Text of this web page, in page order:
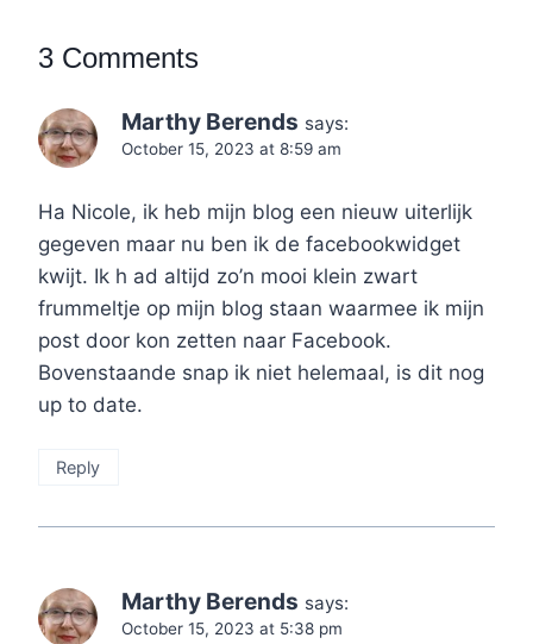
3 Comments
Marthy Berends says:
October 15, 2023 at 8:59 am
Ha Nicole, ik heb mijn blog een nieuw uiterlijk
gegeven maar nu ben ik de facebookwidget
kwijt. Ik h ad altijd zo’n mooi klein zwart
frummeltje op mijn blog staan waarmee ik mijn
post door kon zetten naar Facebook.
Bovenstaande snap ik niet helemaal, is dit nog
up to date.
Reply
Marthy Berends says:
October 15, 2023 at 5:38 pm